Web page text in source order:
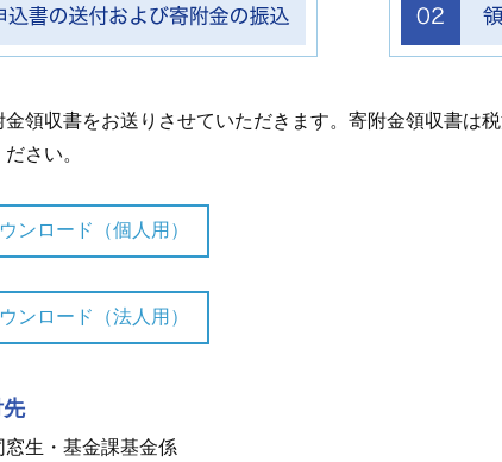
金領収書をお送りさせていただきます。寄附金領収書は
さい。
ンロード（個人用）
ンロード（法人用）
生・基金課基金係